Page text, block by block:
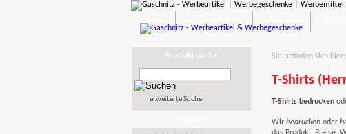
Produktsuche
erweiterte Suche
Sie befinden sich hier:
T-Shirts
T-Shirts bedrucken
Wir bedruckenoder